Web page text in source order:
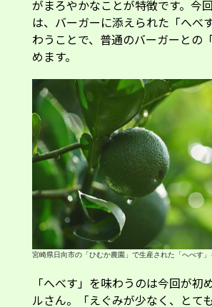
わうことで、普通のバーガーとの
めます。
宮崎県日向市の「ひむか農園」で生産された「へべす」
「へべす」を味わうのは今回が初
いで驚きました。イタリアでは、